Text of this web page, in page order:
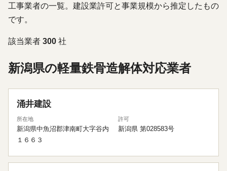
工事業者の一覧。建設業許可と事業規模から推定したもの
です。
該当業者 300 社
新潟県の軽量鉄骨造解体対応業者
涌井建設
所在地
新潟県中魚沼郡津南町大字谷内
１６６３
許可
新潟県 第028583号